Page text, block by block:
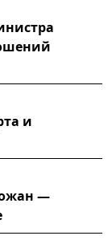
и
—